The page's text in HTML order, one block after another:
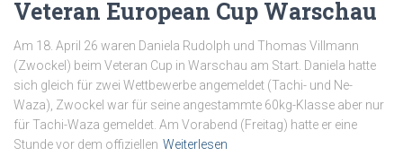
Veteran European Cup Warschau
Am 18. April 26 waren Daniela Rudolph und Thomas Villmann
(Zwockel) beim Veteran Cup in Warschau am Start. Daniela hatte
sich gleich für zwei Wettbewerbe angemeldet (Tachi- und Ne-
Waza), Zwockel war für seine angestammte 60kg-Klasse aber nur
für Tachi-Waza gemeldet. Am Vorabend (Freitag) hatte er eine
Stunde vor dem offiziellen Weiterlesen